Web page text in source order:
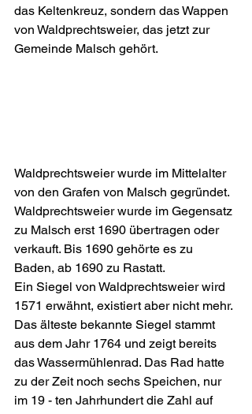
das Keltenkreuz, sondern das Wappen
von Waldprechtsweier, das jetzt zur
Gemeinde Malsch gehört.
Waldprechtsweier wurde im Mittelalter
von den Grafen von Malsch gegründet.
Waldprechtsweier wurde im Gegensatz
zu Malsch erst 1690 übertragen oder
verkauft. Bis 1690 gehörte es zu
Baden, ab 1690 zu Rastatt.
Ein Siegel von Waldprechtsweier wird
1571 erwähnt, existiert aber nicht mehr.
Das älteste bekannte Siegel stammt
aus dem Jahr 1764 und zeigt bereits
das Wassermühlenrad. Das Rad hatte
zu der Zeit noch sechs Speichen, nur
im 19 - ten Jahrhundert die Zahl auf